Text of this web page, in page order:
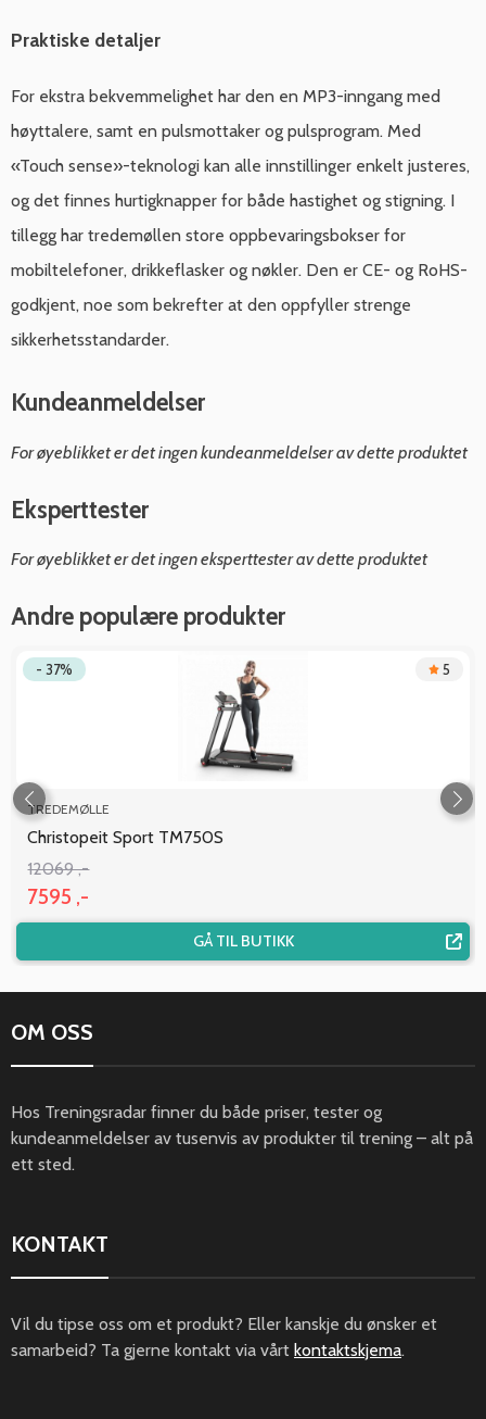
Praktiske detaljer
For ekstra bekvemmelighet har den en MP3-inngang med
høyttalere, samt en pulsmottaker og pulsprogram. Med
«Touch sense»-teknologi kan alle innstillinger enkelt justeres,
og det finnes hurtigknapper for både hastighet og stigning. I
tillegg har tredemøllen store oppbevaringsbokser for
mobiltelefoner, drikkeflasker og nøkler. Den er CE- og RoHS-
godkjent, noe som bekrefter at den oppfyller strenge
sikkerhetsstandarder.
Kundeanmeldelser
For øyeblikket er det ingen kundeanmeldelser av dette produktet
Eksperttester
For øyeblikket er det ingen eksperttester av dette produktet
Andre populære produkter
- 37% 5
TREDEMØLLE
Christopeit Sport TM750S
12069 ,-
7595 ,-
GÅ TIL BUTIKK
OM OSS
Hos Treningsradar finner du både priser, tester og
kundeanmeldelser av tusenvis av produkter til trening – alt på
ett sted.
KONTAKT
Vil du tipse oss om et produkt? Eller kanskje du ønsker et
samarbeid? Ta gjerne kontakt via vårt kontaktskjema.